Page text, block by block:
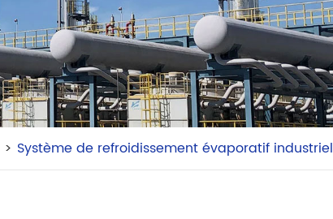
Système de refroidissement évaporatif industriel